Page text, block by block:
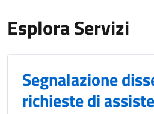
Esplora Servizi
Segnalazione
richieste di